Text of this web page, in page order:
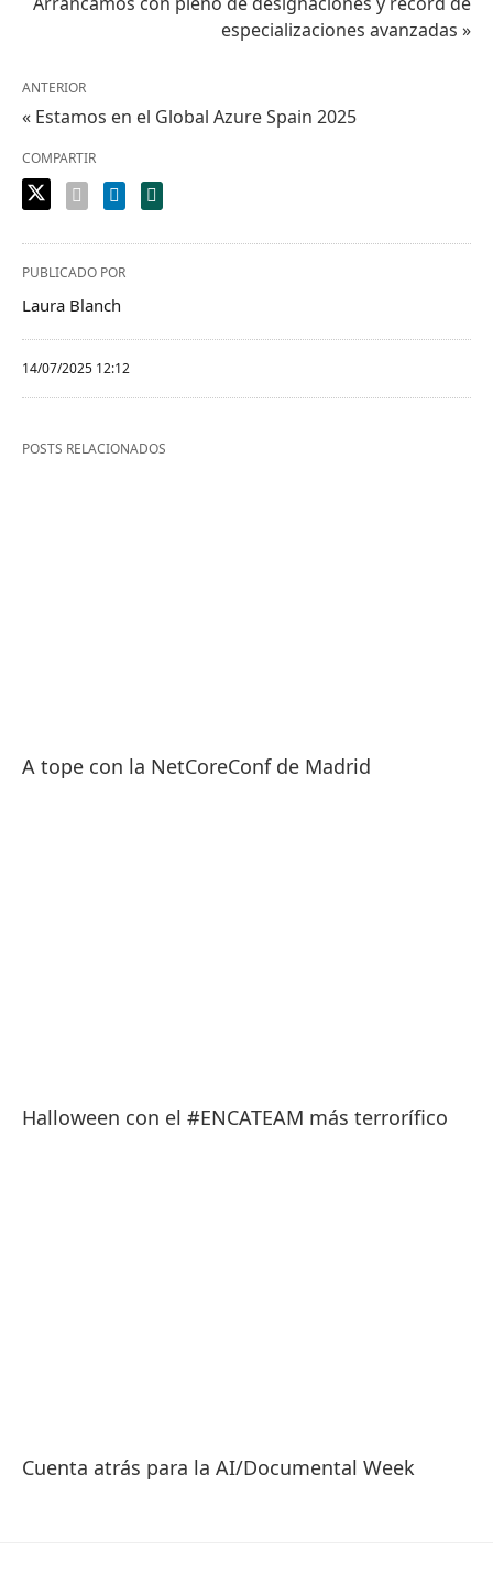
especializaciones avanzadas »
ANTERIOR
« Estamos en el Global Azure Spain 2025
COMPARTIR
PUBLICADO POR
Laura Blanch
14/07/2025 12:12
POSTS RELACIONADOS
A tope con la NetCoreConf de Madrid
Halloween con el #ENCATEAM más terrorífico
Cuenta atrás para la AI/Documental Week